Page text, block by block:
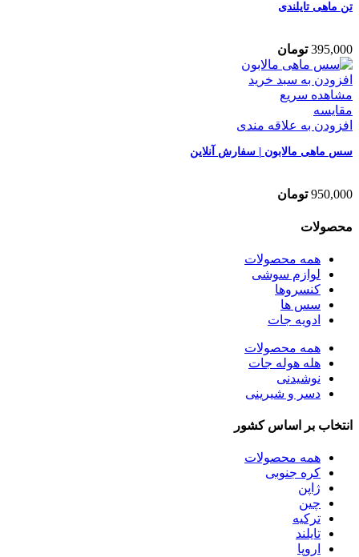
تن ماهی تایلندی
395,000 تومان
افزودن به سبد خرید
مشاهده سریع
مقایسه
افزودن به علاقه مندی
سس ماهی مالابون | سفارش آنلاین
950,000 تومان
محصولات
همه محصولات
لوازم سوشی
کنسروها
سس ها
ادویه جات
همه محصولات
هله هوله جات
نوشیدنی
دسر و شیرینی
انتخاب بر اساس کشور
همه محصولات
کره جنوبی
ژاپن
چین
ترکیه
تایلند
اروپا